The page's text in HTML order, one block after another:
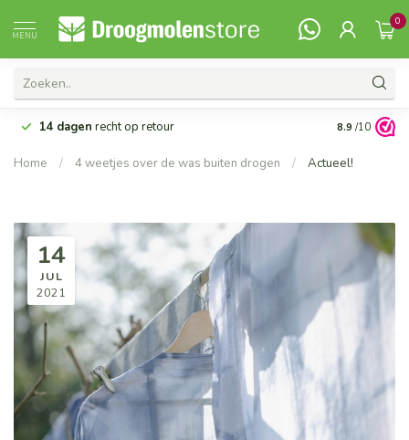
MENU
0
14 dagen recht op retour Vanaf 99,-
8.9 /10
Home / 4 weetjes over de was buiten drogen / Actueel!
14
JUL
2021